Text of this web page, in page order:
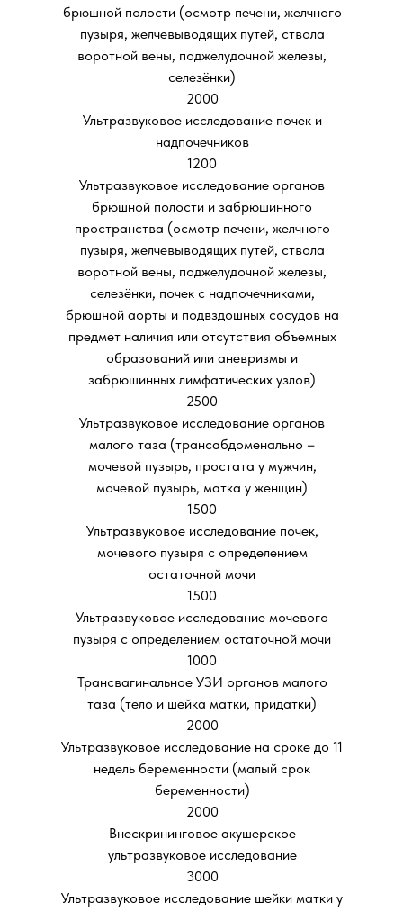
брюшной полости (осмотр печени, желчного
пузыря, желчевыводящих путей, ствола
воротной вены, поджелудочной железы,
селезёнки)
2000
Ультразвуковое исследование почек и
надпочечников
1200
Ультразвуковое исследование органов
брюшной полости и забрюшинного
пространства (осмотр печени, желчного
пузыря, желчевыводящих путей, ствола
воротной вены, поджелудочной железы,
селезёнки, почек с надпочечниками,
брюшной аорты и подвздошных сосудов на
предмет наличия или отсутствия объемных
образований или аневризмы и
забрюшинных лимфатических узлов)
2500
Ультразвуковое исследование органов
малого таза (трансабдоменально –
мочевой пузырь, простата у мужчин,
мочевой пузырь, матка у женщин)
1500
Ультразвуковое исследование почек,
мочевого пузыря с определением
остаточной мочи
1500
Ультразвуковое исследование мочевого
пузыря с определением остаточной мочи
1000
Трансвагинальное УЗИ органов малого
таза (тело и шейка матки, придатки)
2000
Ультразвуковое исследование на сроке до 11
недель беременности (малый срок
беременности)
2000
Внескрининговое акушерское
ультразвуковое исследование
3000
Ультразвуковое исследование шейки матки у